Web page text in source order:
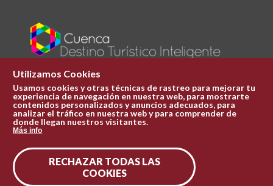
Plaza Mayor 1
969 241 051
ofi.turismo@cuenca.es
Síguenos en las redes
Utilizamos Cookies
Usamos cookies y otras técnicas de rastreo para mejorar tu
experiencia de navegación en nuestra web, para mostrarte
contenidos personalizados y anuncios adecuados, para
analizar el tráfico en nuestra web y para comprender de
donde llegan nuestros visitantes.
Más info
RECHAZAR TODAS LAS
COOKIES